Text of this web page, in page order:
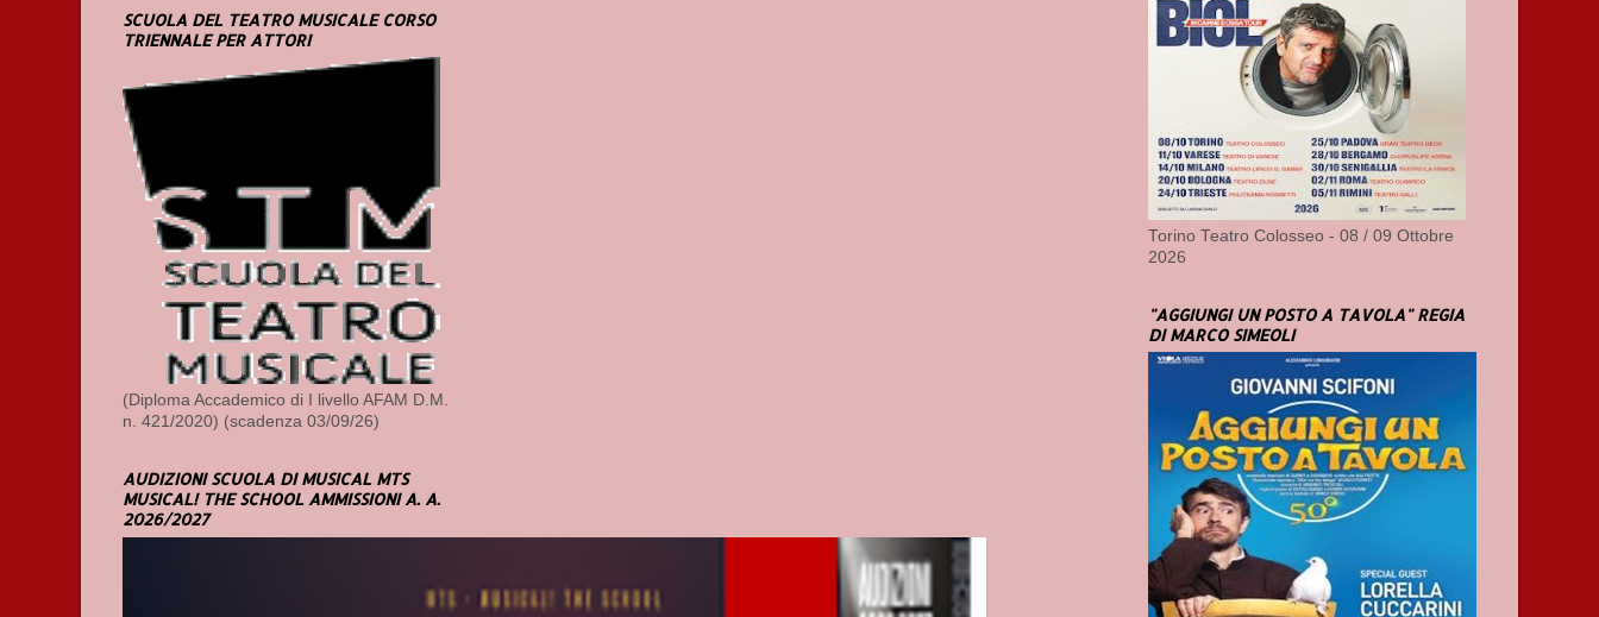
SCUOLA DEL TEATRO MUSICALE CORSO
TRIENNALE PER ATTORI
(Diploma Accademico di I livello AFAM D.M.
n. 421/2020) (scadenza 03/09/26)
AUDIZIONI SCUOLA DI MUSICAL MTS
MUSICAL! THE SCHOOL AMMISSIONI A. A.
2026/2027
Torino Teatro Colosseo - 08 / 09 Ottobre
2026
"AGGIUNGI UN POSTO A TAVOLA" REGIA
DI MARCO SIMEOLI